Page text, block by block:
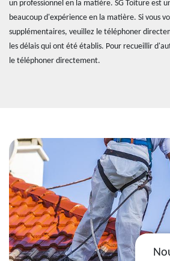
un professionnel en la matière. SG Toiture est
beaucoup d'expérience en la matière. Si vous
supplémentaires, veuillez le téléphoner
les délais qui ont été établis. Pour recueillir
le téléphoner directement.